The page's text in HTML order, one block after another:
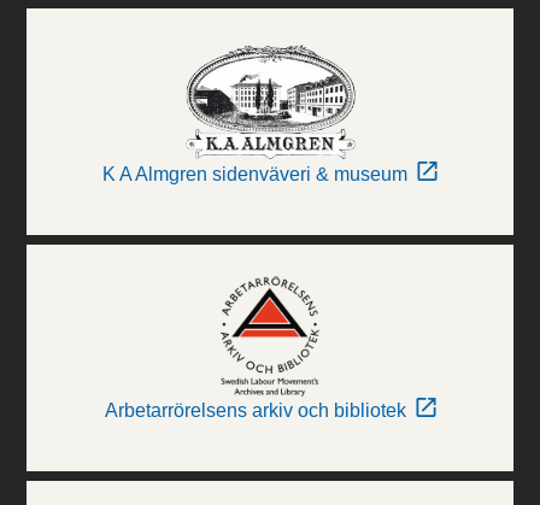
K A Almgren sidenväveri & museum
Arbetarrörelsens arkiv och bibliotek